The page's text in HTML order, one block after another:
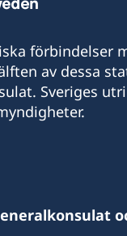
förbindelser
av dessa
Sveriges